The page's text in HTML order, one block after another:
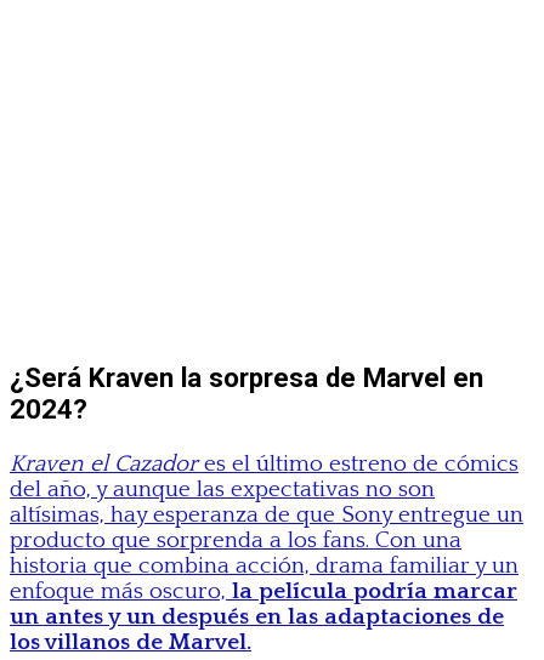
¿Será Kraven la sorpresa de Marvel en
2024?
Kraven el Cazadores el último estreno de cómics
del año, y aunque las expectativas no son
altísimas, hay esperanza de que Sony entregue un
producto que sorprenda a los fans. Con una
historia que combina acción, drama familiar y un
enfoque más oscuro, la película podría marcar
un antes y un después en las adaptaciones de
los villanos de Marvel.